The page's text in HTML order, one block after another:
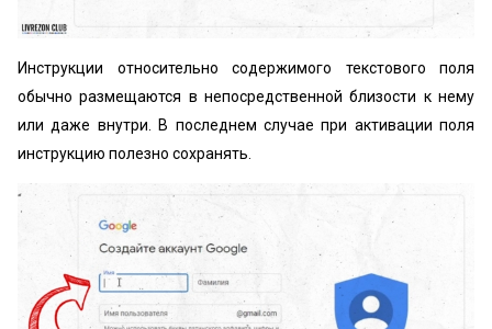
Инструкции относительно содержимого текстового поля
обычно размещаются в непосредственной близости к нему
или даже внутри. В последнем случае при активации поля
инструкцию полезно сохранять.